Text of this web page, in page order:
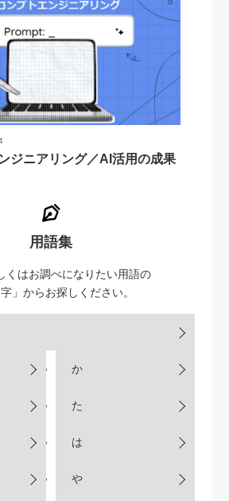
ジニアリング／AI活用の成果
用語集
くはお調べになりたい用語の
字」からお探しください。
か
た
は
や